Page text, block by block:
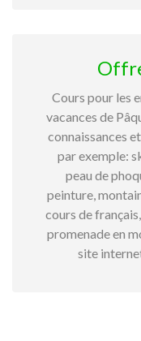
Cours pour les
vacances de
connaissances
par exemple:
peau de
peinture,
cours de
promenade en
site